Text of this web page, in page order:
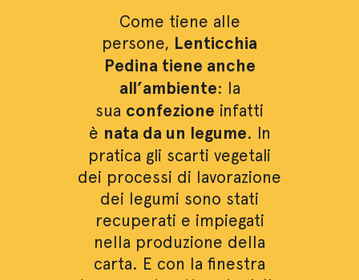
Come tiene alle
persone, Lenticchia
Pedina tiene anche
all’ambiente: la
sua confezione infatti
è nata da un legume. In
pratica gli scarti vegetali
dei processi di lavorazione
dei legumi sono stati
recuperati e impiegati
nella produzione della
carta. E con la finestra